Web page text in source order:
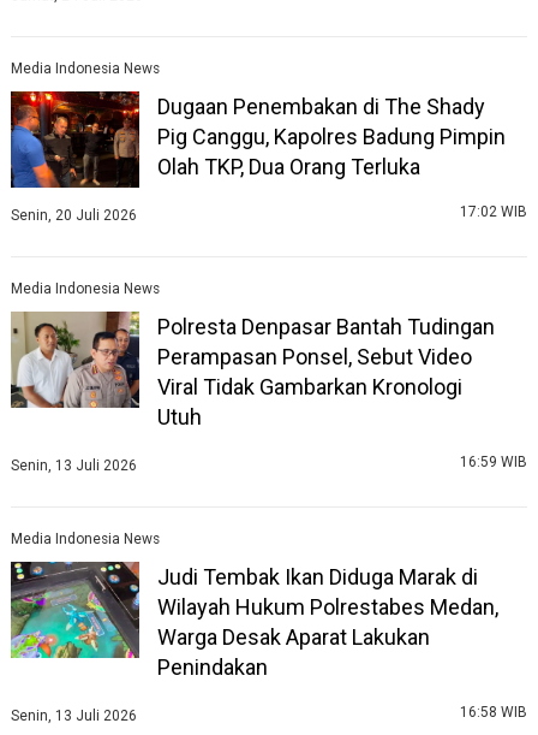
Media Indonesia News
Dugaan Penembakan di The Shady
Pig Canggu, Kapolres Badung Pimpin
Olah TKP, Dua Orang Terluka
Senin, 20 Juli 2026 17:02 WIB
Media Indonesia News
Polresta Denpasar Bantah Tudingan
Perampasan Ponsel, Sebut Video
Viral Tidak Gambarkan Kronologi
Utuh
Senin, 13 Juli 2026 16:59 WIB
Media Indonesia News
Judi Tembak Ikan Diduga Marak di
Wilayah Hukum Polrestabes Medan,
Warga Desak Aparat Lakukan
Penindakan
Senin, 13 Juli 2026 16:58 WIB